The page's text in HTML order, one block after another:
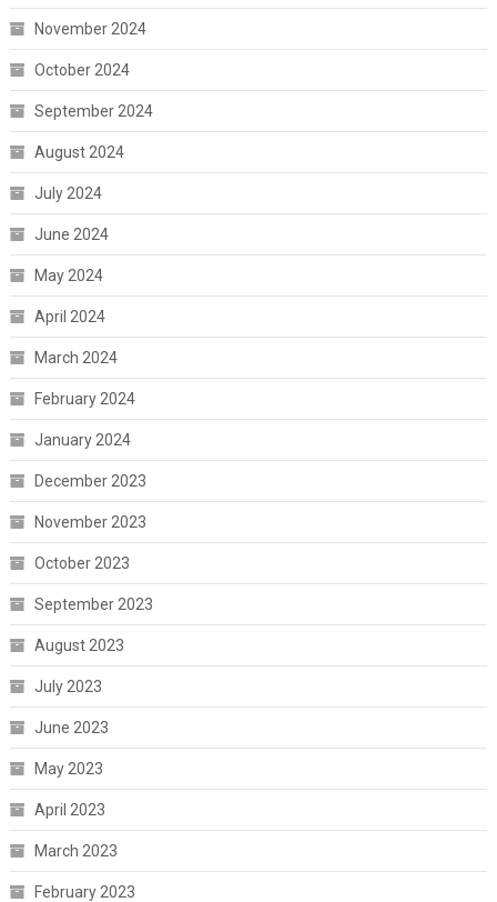
November 2024
October 2024
September 2024
August 2024
July 2024
June 2024
May 2024
April 2024
March 2024
February 2024
January 2024
December 2023
November 2023
October 2023
September 2023
August 2023
July 2023
June 2023
May 2023
April 2023
March 2023
February 2023